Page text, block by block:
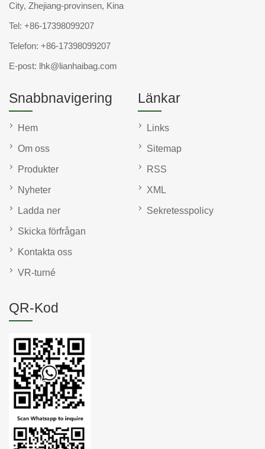
City, Zhejiang-provinsen, Kina
Tel: +86-17398099207
Telefon: +86-17398099207
E-post: lhk@lianhaibag.com
Snabbnavigering
Hem
Om oss
Produkter
Nyheter
Ladda ner
Skicka förfrågan
Kontakta oss
VR-turné
Länkar
Links
Sitemap
RSS
XML
Sekretesspolicy
QR-Kod